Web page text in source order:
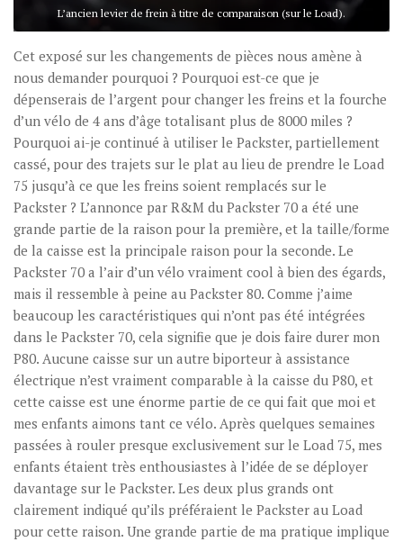
L’ancien levier de frein à titre de comparaison (sur le Load).
Cet exposé sur les changements de pièces nous amène à
nous demander pourquoi ? Pourquoi est-ce que je
dépenserais de l’argent pour changer les freins et la fourche
d’un vélo de 4 ans d’âge totalisant plus de 8000 miles ?
Pourquoi ai-je continué à utiliser le Packster, partiellement
cassé, pour des trajets sur le plat au lieu de prendre le Load
75 jusqu’à ce que les freins soient remplacés sur le
Packster ? L’annonce par R&M du Packster 70 a été une
grande partie de la raison pour la première, et la taille/forme
de la caisse est la principale raison pour la seconde. Le
Packster 70 a l’air d’un vélo vraiment cool à bien des égards,
mais il ressemble à peine au Packster 80. Comme j’aime
beaucoup les caractéristiques qui n’ont pas été intégrées
dans le Packster 70, cela signifie que je dois faire durer mon
P80. Aucune caisse sur un autre biporteur à assistance
électrique n’est vraiment comparable à la caisse du P80, et
cette caisse est une énorme partie de ce qui fait que moi et
mes enfants aimons tant ce vélo. Après quelques semaines
passées à rouler presque exclusivement sur le Load 75, mes
enfants étaient très enthousiastes à l’idée de se déployer
davantage sur le Packster. Les deux plus grands ont
clairement indiqué qu’ils préféraient le Packster au Load
pour cette raison. Une grande partie de ma pratique implique